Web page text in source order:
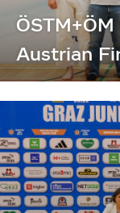
Austrian